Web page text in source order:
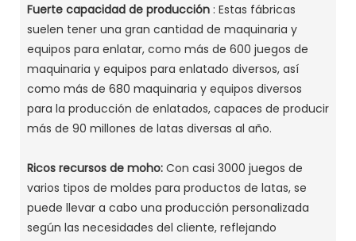
Fuerte capacidad de producción : Estas fábricas
suelen tener una gran cantidad de maquinaria y
equipos para enlatar, como más de 600 juegos de
maquinaria y equipos para enlatado diversos, así
como más de 680 maquinaria y equipos diversos
para la producción de enlatados, capaces de producir
más de 90 millones de latas diversas al año. ‌
Ricos recursos de moho: Con casi 3000 juegos de
varios tipos de moldes para productos de latas, se
puede llevar a cabo una producción personalizada
según las necesidades del cliente, reflejando